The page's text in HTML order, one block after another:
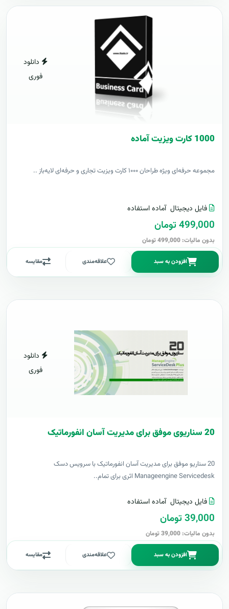
دانلود
فوری
1000 کارت ويزيت آماده
مجموعه حرفه‌ای ویژه طراحان ۱۰۰۰ کارت ویزیت تجاری و حرفه‌ای لایه‌باز ..
فایل دیجیتال آماده استفاده
499,000 تومان
بدون مالیات: 499,000 تومان
افزودن به سبد علاقه‌مندی مقایسه
دانلود
فوری
20 سناریوی موفق برای مدیریت آسان انفورماتیک
20 سناریو موفق برای مدیریت آسان انفورماتیک با سرویس دسک
Manageengine Servicedesk اثری برای تمام..
فایل دیجیتال آماده استفاده
39,000 تومان
بدون مالیات: 39,000 تومان
افزودن به سبد علاقه‌مندی مقایسه